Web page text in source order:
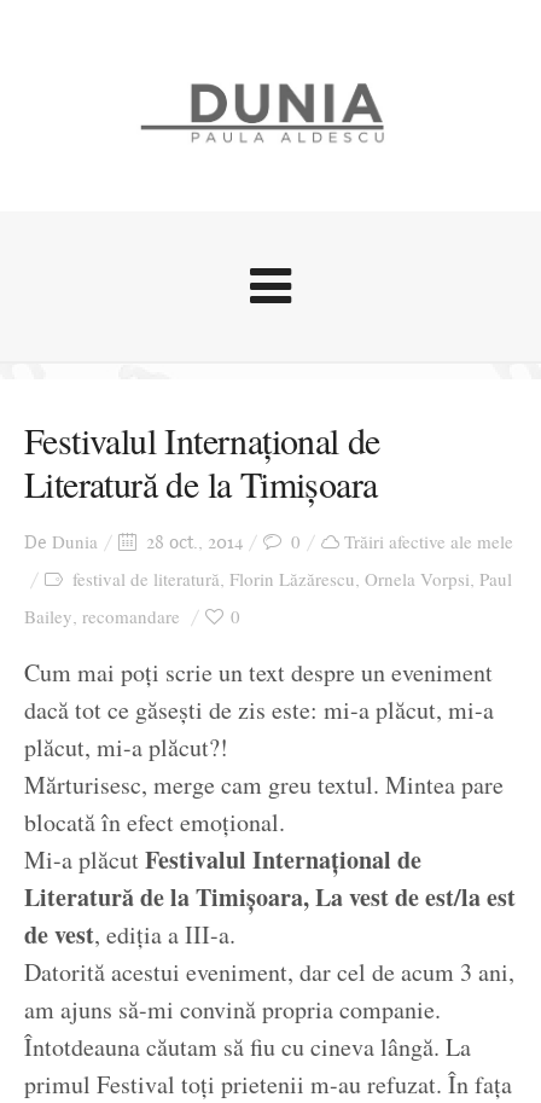
Stari afective
Zice Dunia
Călătorii
Cursuri povestite
Ziua culorii
Festivalul Internațional de
Literatură de la Timișoara
De Dunia 28 oct., 2014 0
Trăiri afective ale mele
festival de literatură, Florin Lăzărescu, Ornela Vorpsi, Paul
Bailey, recomandare 0
Cum mai poți scrie un text despre un eveniment
dacă tot ce găsești de zis este: mi-a plăcut, mi-a
plăcut, mi-a plăcut?!
Mărturisesc, merge cam greu textul. Mintea pare
blocată în efect emoțional.
Mi-a plăcutFestivalul Internațional de
Literatură de la Timișoara, La vest de est/la est
de vest, ediția a III-a.
Datorită acestui eveniment, dar cel de acum 3 ani,
am ajuns să-mi convină propria companie.
Întotdeauna căutam să fiu cu cineva lângă. La
primul Festival toți prietenii m-au refuzat. În fața